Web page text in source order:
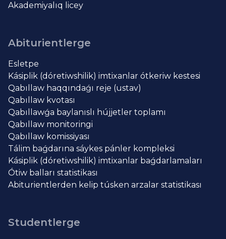
Akademiyalıq licey
Abiturientlerge
Esletpe
Kásiplik (dóretiwshilik) imtixanlar ótkeriw kestesi
Qabıllaw haqqındaǵı reje (ustav)
Qabıllaw kvotası
Qabıllawǵa baylanıslı hújjetler toplamı
Qabıllaw monitoringi
Qabıllaw komissiyası
Tálim baǵdarına sáykes pánler kompleksi
Kásiplik (dóretiwshilik) imtixanlar baǵdarlamaları
Ótiw balları statistikası
Abiturientlerden kelip túsken arzalar statistikası
Studentlerge